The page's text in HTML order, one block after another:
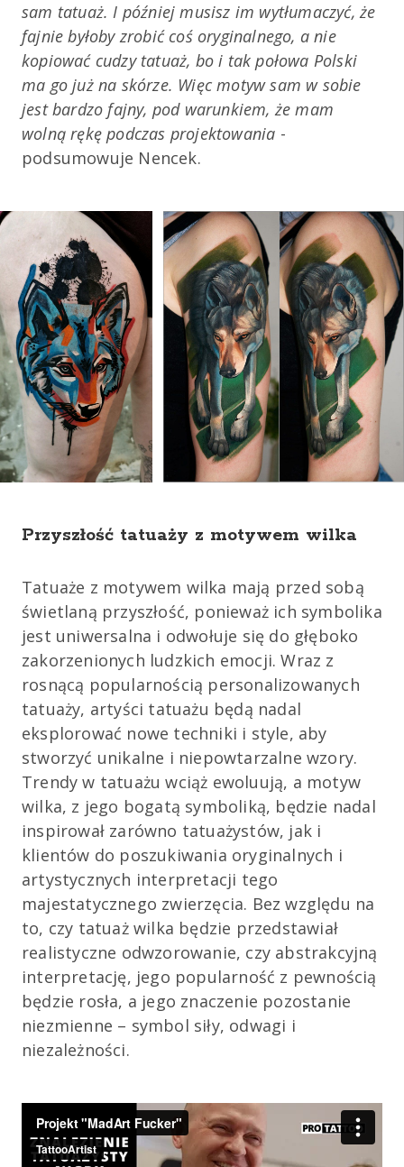
sam tatuaż. I później musisz im wytłumaczyć, że
fajnie byłoby zrobić coś oryginalnego, a nie
kopiować cudzy tatuaż, bo i tak połowa Polski
ma go już na skórze. Więc motyw sam w sobie
jest bardzo fajny, pod warunkiem, że mam
wolną rękę podczas projektowania -
podsumowuje Nencek.
Przyszłość tatuaży z motywem wilka
Tatuaże z motywem wilka mają przed sobą
świetlaną przyszłość, ponieważ ich symbolika
jest uniwersalna i odwołuje się do głęboko
zakorzenionych ludzkich emocji. Wraz z
rosnącą popularnością personalizowanych
tatuaży, artyści tatuażu będą nadal
eksplorować nowe techniki i style, aby
stworzyć unikalne i niepowtarzalne wzory.
Trendy w tatuażu wciąż ewoluują, a motyw
wilka, z jego bogatą symboliką, będzie nadal
inspirował zarówno tatuażystów, jak i
klientów do poszukiwania oryginalnych i
artystycznych interpretacji tego
majestatycznego zwierzęcia. Bez względu na
to, czy tatuaż wilka będzie przedstawiał
realistyczne odwzorowanie, czy abstrakcyjną
interpretację, jego popularność z pewnością
będzie rosła, a jego znaczenie pozostanie
niezmienne – symbol siły, odwagi i
niezależności.